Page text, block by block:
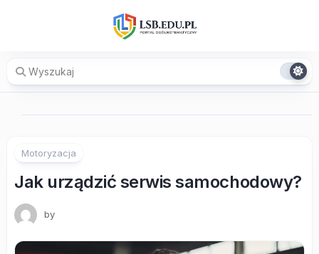
Motoryzacja
Jak urządzić serwis samochodowy?
by